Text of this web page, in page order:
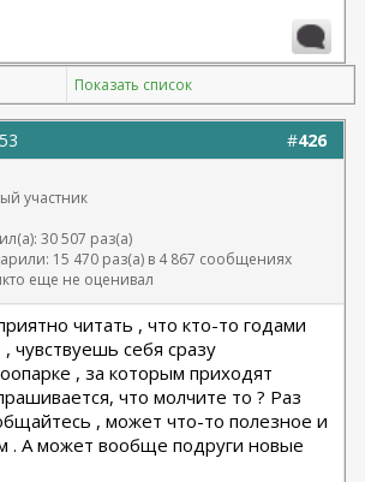
Показать список
#426
участник
30 507 раз(а)
15 470 раз(а) в 4 867 сообщениях
еще не оценивал
читать , что кто-то годами
чувствуешь себя сразу
, за которым приходят
что молчите то ? Раз
, может что-то полезное и
. А может вообще подруги новые